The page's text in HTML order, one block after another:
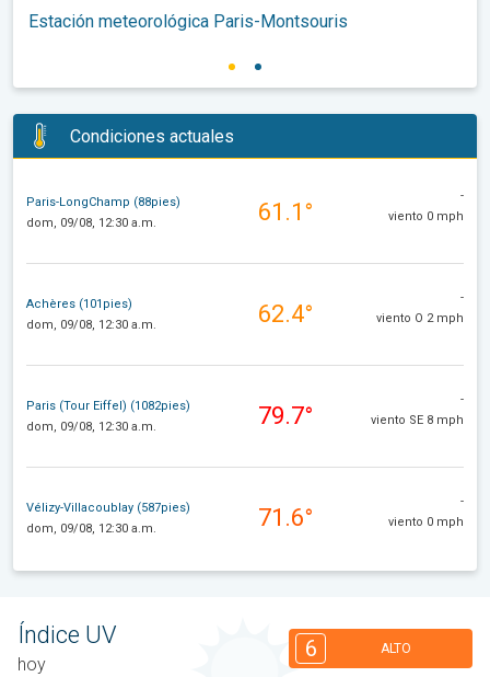
Estación meteorológica Paris-Montsouris
Condiciones actuales
Paris-LongChamp (88pies)
dom, 09/08, 12:30 a.m.
61.1°
-
viento 0 mph
Achères (101pies)
dom, 09/08, 12:30 a.m.
62.4°
-
viento O 2 mph
Paris (Tour Eiffel) (1082pies)
dom, 09/08, 12:30 a.m.
79.7°
-
viento SE 8 mph
Vélizy-Villacoublay (587pies)
dom, 09/08, 12:30 a.m.
71.6°
-
viento 0 mph
Índice UV
hoy
6 ALTO